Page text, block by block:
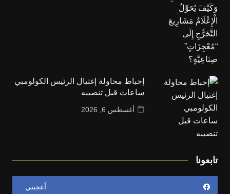
إحباط محاولة إغتيال الرئيس الكولومبي
ساعات قبل تنصيبه
أغسطس 6, 2026
تابعونا
أعجبني